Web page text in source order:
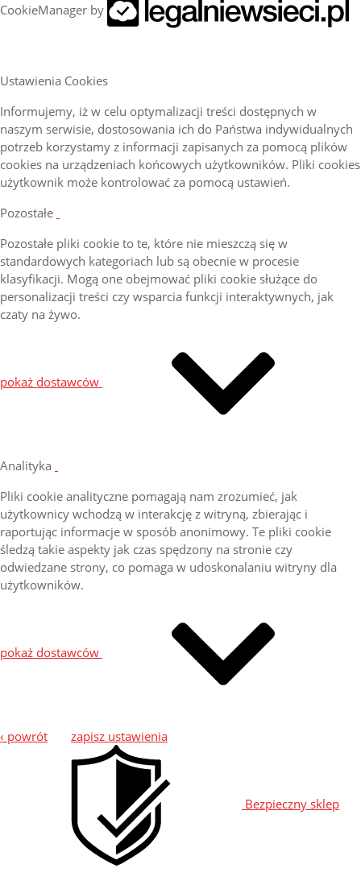
CookieManager by
Ustawienia Cookies
Informujemy, iż w celu optymalizacji treści dostępnych w
naszym serwisie, dostosowania ich do Państwa indywidualnych
potrzeb korzystamy z informacji zapisanych za pomocą plików
cookies na urządzeniach końcowych użytkowników. Pliki cookies
użytkownik może kontrolować za pomocą ustawień.
Pozostałe
Pozostałe pliki cookie to te, które nie mieszczą się w
standardowych kategoriach lub są obecnie w procesie
klasyfikacji. Mogą one obejmować pliki cookie służące do
personalizacji treści czy wsparcia funkcji interaktywnych, jak
czaty na żywo.
pokaż dostawców
Analityka
Pliki cookie analityczne pomagają nam zrozumieć, jak
użytkownicy wchodzą w interakcję z witryną, zbierając i
raportując informacje w sposób anonimowy. Te pliki cookie
śledzą takie aspekty jak czas spędzony na stronie czy
odwiedzane strony, co pomaga w udoskonalaniu witryny dla
użytkowników.
pokaż dostawców
‹ powrót zapisz ustawienia
Bezpieczny sklep